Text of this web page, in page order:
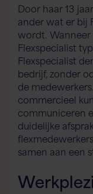
Door haar 13
ander wat er bij
wordt.
Flexspecialist
Flexspecialist
bedrijf, zonder
de
commercieel
communiceren
duidelijke
samen aan een